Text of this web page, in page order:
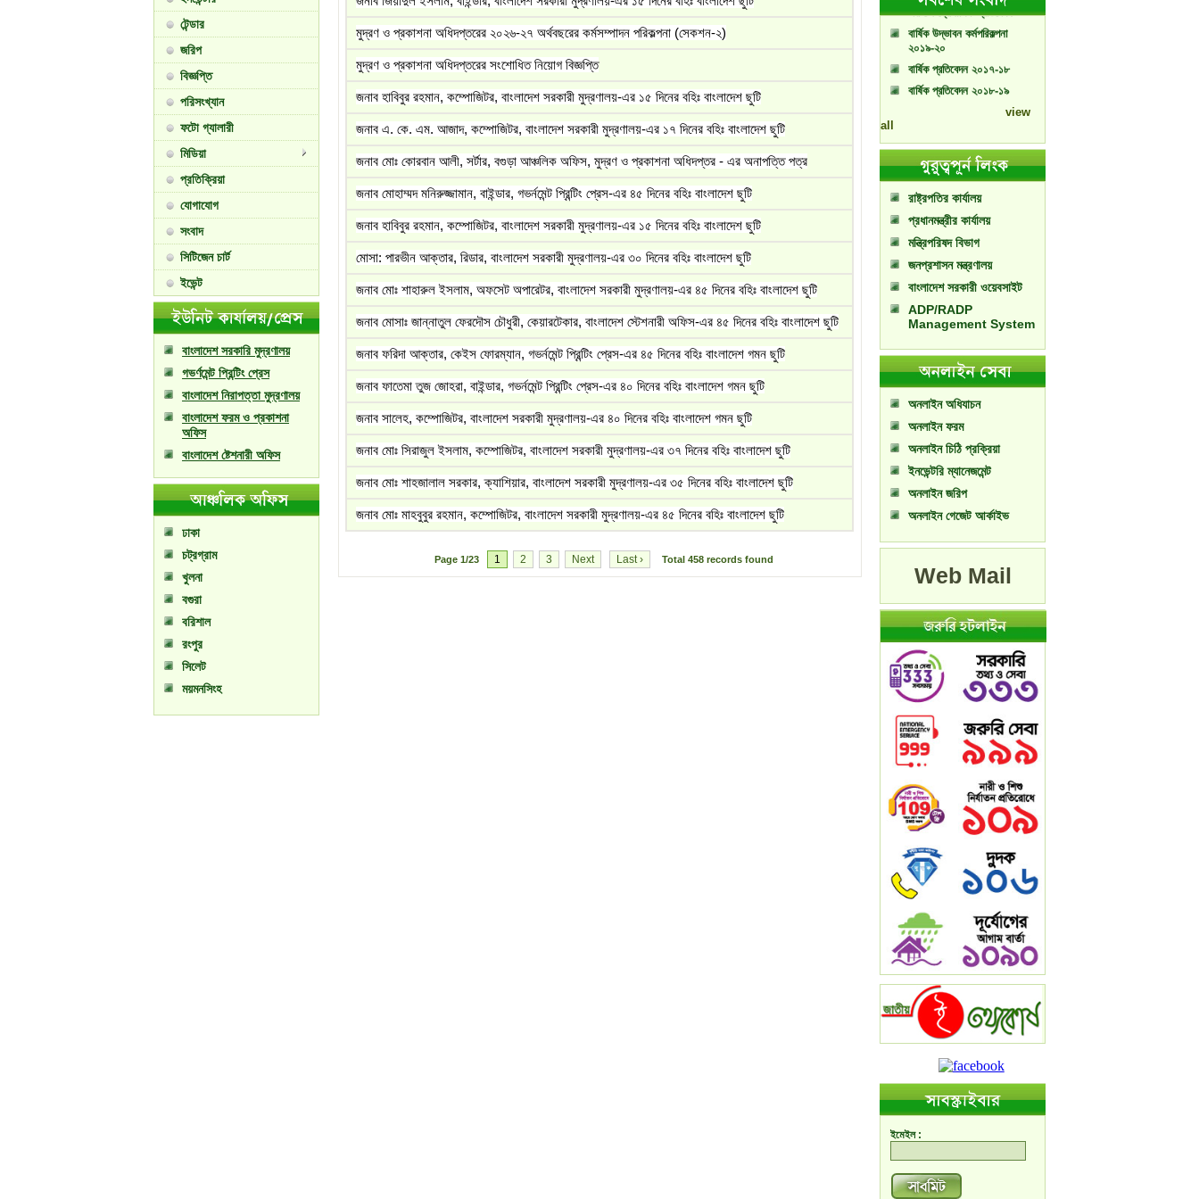
টেন্ডার
জরিপ
বিজ্ঞপ্তি
পরিসংখ্যান
ফটো গ্যালারী
মিডিয়া
প্রতিক্রিয়া
যোগাযোগ
সংবাদ
সিটিজেন চার্ট
ইভেন্ট
বাংলাদেশ সরকারি মুদ্রণালয়
গভর্ণমেন্ট প্রিন্টিং প্রেস
বাংলাদেশ নিরাপত্তা মুদ্রণালয়
বাংলাদেশ ফরম ও প্রকাশনা
অফিস
বাংলাদেশ ষ্টেশনারী অফিস
ঢাকা
চট্রগ্রাম
খুলনা
বগুরা
বরিশাল
রংপুর
সিলেট
ময়মনসিংহ
মুদ্রণ ও প্রকাশনা অধিদপ্তরের ২০২৬-২৭ অর্থবছরের কর্মসম্পাদন পরিকল্পনা (সেকশন-২)
মুদ্রণ ও প্রকাশনা অধিদপ্তরের সংশোধিত নিয়োগ বিজ্ঞপ্তি
জনাব হাবিবুর রহমান, কম্পোজিটর, বাংলাদেশ সরকারী মুদ্রণালয়-এর ১৫ দিনের বহিঃ বাংলাদেশ ছুটি
জনাব এ. কে. এম. আজাদ, কম্পোজিটর, বাংলাদেশ সরকারী মুদ্রণালয়-এর ১৭ দিনের বহিঃ বাংলাদেশ ছুটি
জনাব মোঃ কোরবান আলী, সর্টার, বগুড়া আঞ্চলিক অফিস, মুদ্রণ ও প্রকাশনা অধিদপ্তর - এর অনাপত্তি পত্র
জনাব মোহাম্মদ মনিরুজ্জামান, বাইন্ডার, গভর্নমেন্ট প্রিন্টিং প্রেস-এর ৪৫ দিনের বহিঃ বাংলাদেশ ছুটি
জনাব হাবিবুর রহমান, কম্পোজিটর, বাংলাদেশ সরকারী মুদ্রণালয়-এর ১৫ দিনের বহিঃ বাংলাদেশ ছুটি
মোসা: পারভীন আক্তার, রিডার, বাংলাদেশ সরকারী মুদ্রণালয়-এর ৩০ দিনের বহিঃ বাংলাদেশ ছুটি
জনাব মোঃ শাহারুল ইসলাম, অফসেট অপারেটর, বাংলাদেশ সরকারী মুদ্রণালয়-এর ৪৫ দিনের বহিঃ বাংলাদেশ ছুটি
জনাব মোসাঃ জান্নাতুল ফেরদৌস চৌধুরী, কেয়ারটেকার, বাংলাদেশ স্টেশনারী অফিস-এর ৪৫ দিনের বহিঃ বাংলাদেশ ছুটি
জনাব ফরিদা আক্তার, কেইস ফোরম্যান, গভর্নমেন্ট প্রিন্টিং প্রেস-এর ৪৫ দিনের বহিঃ বাংলাদেশ গমন ছুটি
জনাব ফাতেমা তুজ জোহরা, বাইন্ডার, গভর্নমেন্ট প্রিন্টিং প্রেস-এর ৪০ দিনের বহিঃ বাংলাদেশ গমন ছুটি
জনাব সালেহ, কম্পোজিটর, বাংলাদেশ সরকারী মুদ্রণালয়-এর ৪০ দিনের বহিঃ বাংলাদেশ গমন ছুটি
জনাব মোঃ সিরাজুল ইসলাম, কম্পোজিটর, বাংলাদেশ সরকারী মুদ্রণালয়-এর ৩৭ দিনের বহিঃ বাংলাদেশ ছুটি
জনাব মোঃ শাহজালাল সরকার, ক্যাশিয়ার, বাংলাদেশ সরকারী মুদ্রণালয়-এর ৩৫ দিনের বহিঃ বাংলাদেশ ছুটি
জনাব মোঃ মাহবুবুর রহমান, কম্পোজিটর, বাংলাদেশ সরকারী মুদ্রণালয়-এর ৪৫ দিনের বহিঃ বাংলাদেশ ছুটি
Page 1/23 1 2 3 Next Last › Total 458 records found
বার্ষিক উদ্ভাবন কর্মপরিকল্পনা
২০১৯-২০
বার্ষিক প্রতিবেদন ২০১৭-১৮
বার্ষিক প্রতিবেদন ২০১৮-১৯
view
all
রাষ্ট্রপতির কার্যালয়
প্রধানমন্ত্রীর কার্যালয়
মন্ত্রিপরিষদ বিভাগ
জনপ্রশাসন মন্ত্রণালয়
বাংলাদেশ সরকারী ওয়েবসাইট
ADP/RADP
Management System
অনলাইন অধিযাচন
অনলাইন ফরম
অনলাইন চিঠি প্রক্রিয়া
ইনভেন্টরি ম্যানেজমেন্ট
অনলাইন জরিপ
অনলাইন গেজেট আর্কাইভ
Web Mail
ইমেইল :